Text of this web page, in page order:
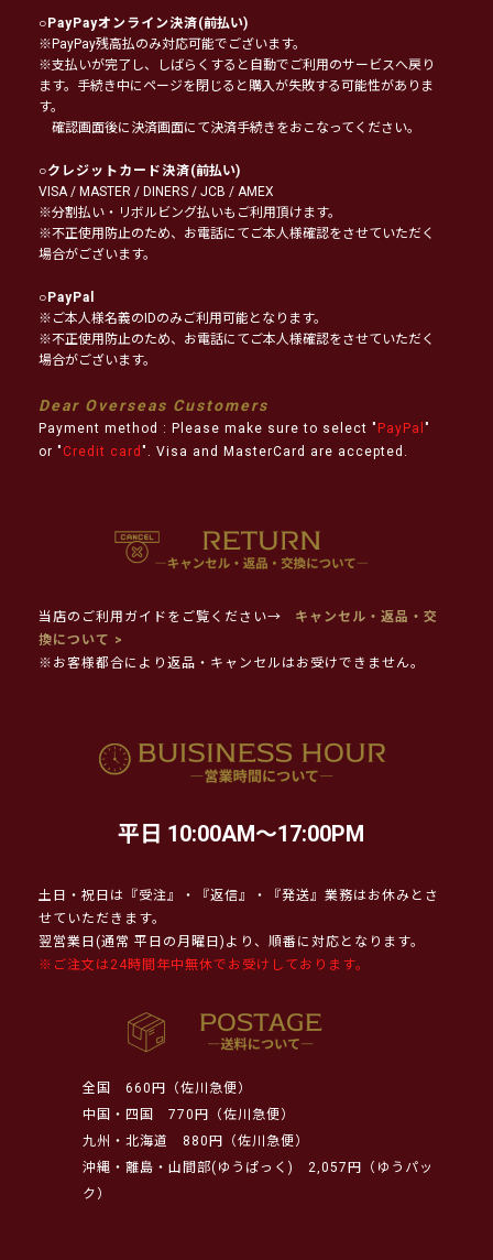
○PayPayオンライン決済(前払い)
※PayPay残高払のみ対応可能でございます。
※支払いが完了し、しばらくすると自動でご利用のサービスへ戻り
ます。手続き中にページを閉じると購入が失敗する可能性がありま
す。
確認画面後に決済画面にて決済手続きをおこなってください。
○クレジットカード決済(前払い)
VISA / MASTER / DINERS / JCB / AMEX
※分割払い・リボルビング払いもご利用頂けます。
※不正使用防止のため、お電話にてご本人様確認をさせていただく
場合がございます。
○PayPal
※ご本人様名義のIDのみご利用可能となります。
※不正使用防止のため、お電話にてご本人様確認をさせていただく
場合がございます。
Dear Overseas Customers
Payment method : Please make sure to select " PayPal "
or " Credit card ". Visa and MasterCard are accepted.
当店のご利用ガイドをご覧ください→
キャンセル・返品・交
換について >
※お客様都合により返品・キャンセルはお受けできません。
平日 10:00AM～17:00PM
土日・祝日は『受注』・『返信』・『発送』業務はお休みとさ
せていただきます。
翌営業日(通常 平日の月曜日)より、順番に対応となります。
※ご注文は24時間年中無休でお受けしております。
全国
660円（佐川急便）
中国・四国
770円（佐川急便）
九州・北海道
880円（佐川急便）
沖縄・離島・山間部(ゆうぱっく)
2,057円（ゆうパッ
ク）